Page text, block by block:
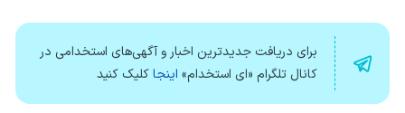
برای دریافت جدیدترین اخبار و آگهی‌های استخدامی در
کانال تلگرام «ای استخدام» اینجاکلیک کنید